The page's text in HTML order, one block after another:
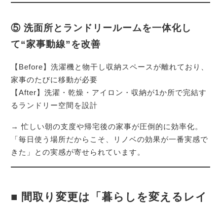
⑤ 洗面所とランドリールームを一体化し
て“家事動線”を改善
【Before】洗濯機と物干し収納スペースが離れており、
家事のたびに移動が必要
【After】洗濯・乾燥・アイロン・収納が1か所で完結す
るランドリー空間を設計
→ 忙しい朝の支度や帰宅後の家事が圧倒的に効率化。
「毎日使う場所だからこそ、リノベの効果が一番実感で
きた」との実感が寄せられています。
■ 間取り変更は「暮らしを変えるレイ